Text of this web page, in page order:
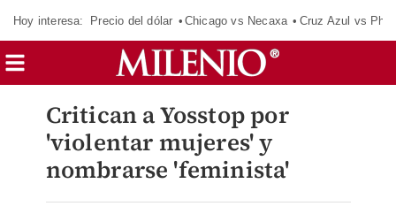
Hoy interesa: Precio del dólar Chicago vs Necaxa Cruz Azul vs
Critican a Yosstop por
'violentar mujeres' y
nombrarse 'feminista'